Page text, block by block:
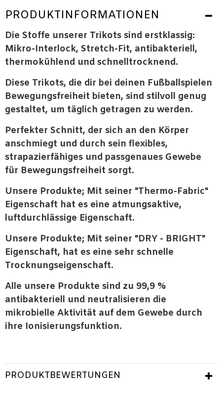
PRODUKTINFORMATIONEN
Die Stoffe unserer Trikots sind erstklassig:
Mikro-Interlock, Stretch-Fit, antibakteriell,
thermokühlend und schnelltrocknend.
Diese Trikots, die dir bei deinen Fußballspielen
Bewegungsfreiheit bieten, sind stilvoll genug
gestaltet, um täglich getragen zu werden.
Perfekter Schnitt, der sich an den Körper
anschmiegt und durch sein flexibles,
strapazierfähiges und passgenaues Gewebe
für Bewegungsfreiheit sorgt.
Unsere Produkte; Mit seiner "Thermo-Fabric"
Eigenschaft hat es eine atmungsaktive,
luftdurchlässige Eigenschaft.
Unsere Produkte; Mit seiner "DRY - BRIGHT"
Eigenschaft, hat es eine sehr schnelle
Trocknungseigenschaft.
Alle unsere Produkte sind zu 99,9 %
antibakteriell und neutralisieren die
mikrobielle Aktivität auf dem Gewebe durch
ihre Ionisierungsfunktion.
PRODUKTBEWERTUNGEN